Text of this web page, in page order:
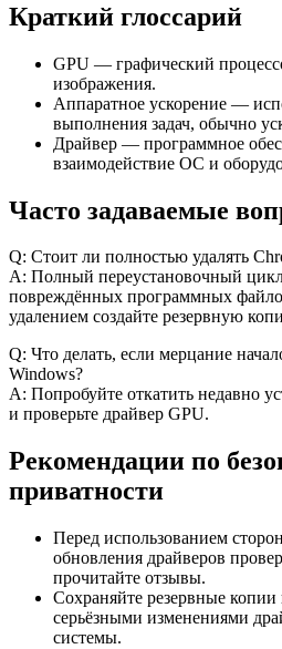
Краткий глоссарий
GPU — графический
изображения.
Аппаратное ускорение —
выполнения задач, обычно
Драйвер — программное
взаимодействие ОС и
Часто задаваемые
Q: Стоит ли полностью удалять
A: Полный переустановочный цикл
повреждённых программных
удалением создайте резервную
Q: Что делать, если мерцание
Windows?
A: Попробуйте откатить недавно
и проверьте драйвер GPU.
Рекомендации по
приватности
Перед использованием
обновления драйверов
прочитайте отзывы.
Сохраняйте резервные
серьёзными изменениями
системы.